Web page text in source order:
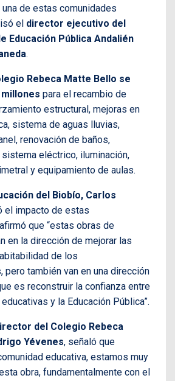
de estas comunidades
el director ejecutivo del
Educación Pública Andalién
.
Rebeca Matte Bello se
para el recambio de
estructural, mejoras en
sistema de aguas lluvias,
renovación de baños,
eléctrico, iluminación,
y equipamiento de aulas.
del Biobío, Carlos
el impacto de estas
que “estas obras de
en la dirección de mejorar las
de los
también van en una dirección
es reconstruir la confianza entre
y la Educación Pública”.
del Colegio Rebeca
Yévenes, señaló que
educativa, estamos muy
obra, fundamentalmente con el